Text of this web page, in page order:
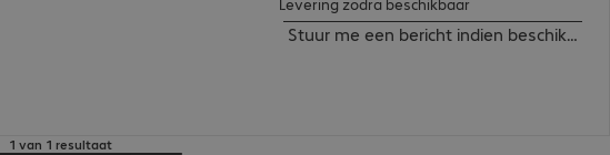
Stuur me een bericht indien beschikbaar
1 van 1 resultaat